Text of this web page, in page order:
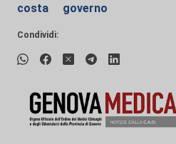
costa
governo
Condividi: